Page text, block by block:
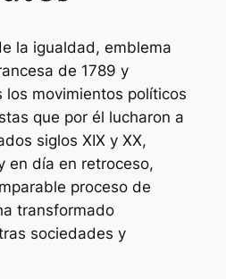
la igualdad, emblema
de 1789 y
movimientos políticos
que por él lucharon a
siglos XIX y XX,
en día en retroceso,
proceso de
transformado
sociedades y